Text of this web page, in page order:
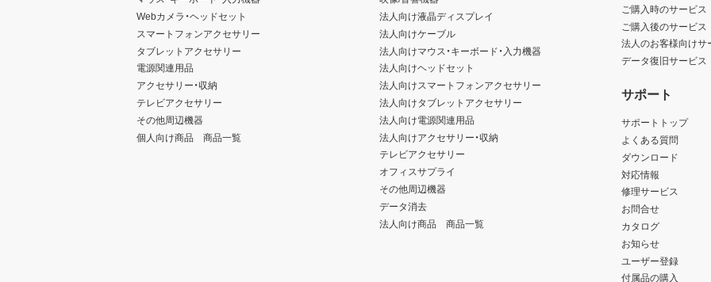
Webカメラ・ヘッドセット
スマートフォンアクセサリー
タブレットアクセサリー
電源関連用品
アクセサリー・収納
テレビアクセサリー
その他周辺機器
個人向け商品 商品一覧
法人向け液晶ディスプレイ
法人向けケーブル
法人向けマウス・キーボード・入力機器
法人向けヘッドセット
法人向けスマートフォンアクセサリー
法人向けタブレットアクセサリー
法人向け電源関連用品
法人向けアクセサリー・収納
テレビアクセサリー
オフィスサプライ
その他周辺機器
データ消去
法人向け商品 商品一覧
ご購入時のサービス
ご購入後のサービス
法人のお客様向けサ
データ復旧サービス
サポート
サポートトップ
よくある質問
ダウンロード
対応情報
修理サービス
お問合せ
カタログ
お知らせ
ユーザー登録
付属品の購入